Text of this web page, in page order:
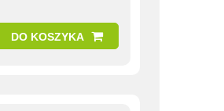
DO KOSZYKA